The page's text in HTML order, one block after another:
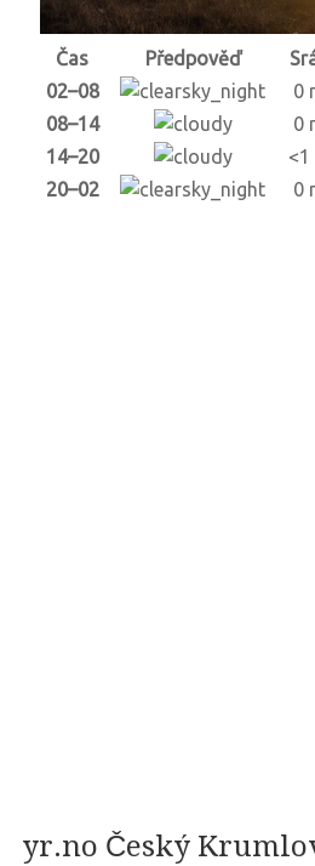
Čas Předpověď
02–08
0
08–14
0
14–20
<1
20–02
0
yr.no Český